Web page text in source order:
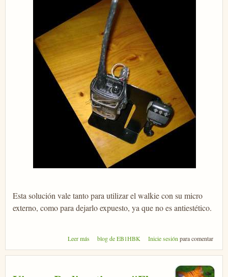
Esta solución vale tanto para utilizar el walkie con su micro
externo, como para dejarlo expuesto, ya que no es antiestético.
Leer más sobre Soporte para Walkie-Talkie
blog de EB1HBK Inicie sesiónpara comentar